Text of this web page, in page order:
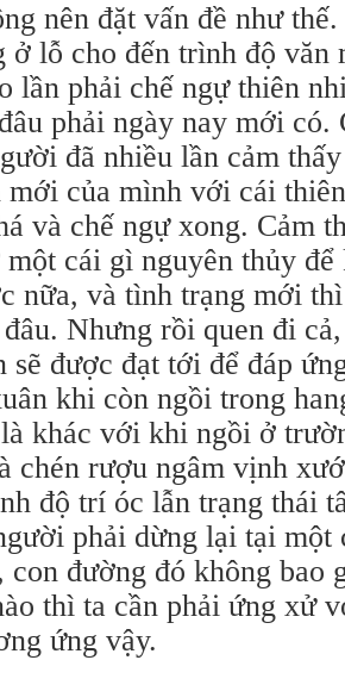
nên đặt vấn đề như
ở lỗ cho đến trình độ văn
lần phải chế ngự thiên
phải ngày nay mới có.
đã nhiều lần cảm
mới của mình với cái
và chế ngự xong. Cảm
cái gì nguyên thủy
nữa, và tình trạng mới
Nhưng rồi quen đi
sẽ được đạt tới để đáp
khi còn ngồi trong
khác với khi ngồi ở
chén rượu ngâm vịnh
độ trí óc lẫn trạng thái
phải dừng lại tại một
con đường đó không bao
thì ta cần phải ứng xử
ứng vậy.